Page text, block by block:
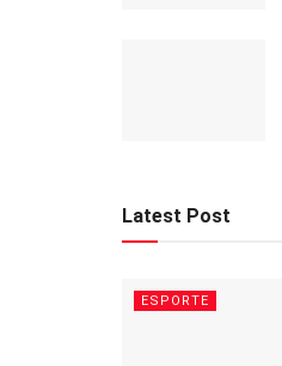
Latest Post
ESPORTE